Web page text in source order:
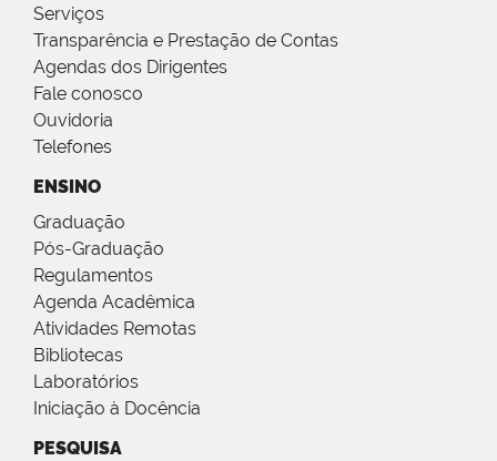
Serviços
Transparência e Prestação de Contas
Agendas dos Dirigentes
Fale conosco
Ouvidoria
Telefones
ENSINO
Graduação
Pós-Graduação
Regulamentos
Agenda Acadêmica
Atividades Remotas
Bibliotecas
Laboratórios
Iniciação à Docência
PESQUISA